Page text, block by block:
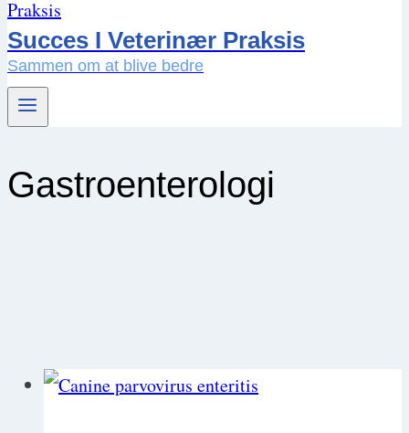
Succes I Veterinær Praksis
Sammen om at blive bedre
Gastroenterologi